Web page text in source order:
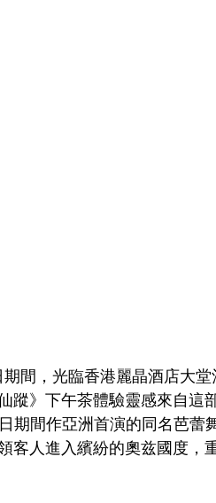
間，光臨香港麗晶酒店大
蹤》下午茶體驗靈感來自這
期間作亞洲首演的同名芭蕾
客人進入繽紛的奧兹國度，